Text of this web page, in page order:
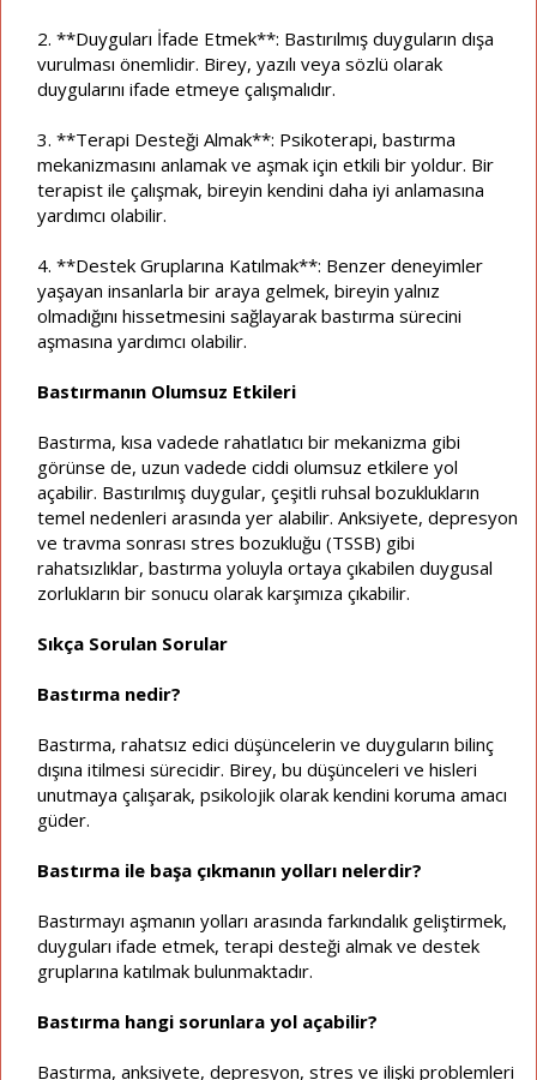
2. **Duyguları İfade Etmek**: Bastırılmış duyguların dışa
vurulması önemlidir. Birey, yazılı veya sözlü olarak
duygularını ifade etmeye çalışmalıdır.
3. **Terapi Desteği Almak**: Psikoterapi, bastırma
mekanizmasını anlamak ve aşmak için etkili bir yoldur. Bir
terapist ile çalışmak, bireyin kendini daha iyi anlamasına
yardımcı olabilir.
4. **Destek Gruplarına Katılmak**: Benzer deneyimler
yaşayan insanlarla bir araya gelmek, bireyin yalnız
olmadığını hissetmesini sağlayarak bastırma sürecini
aşmasına yardımcı olabilir.
Bastırmanın Olumsuz Etkileri
Bastırma, kısa vadede rahatlatıcı bir mekanizma gibi
görünse de, uzun vadede ciddi olumsuz etkilere yol
açabilir. Bastırılmış duygular, çeşitli ruhsal bozuklukların
temel nedenleri arasında yer alabilir. Anksiyete, depresyon
ve travma sonrası stres bozukluğu (TSSB) gibi
rahatsızlıklar, bastırma yoluyla ortaya çıkabilen duygusal
zorlukların bir sonucu olarak karşımıza çıkabilir.
Sıkça Sorulan Sorular
Bastırma nedir?
Bastırma, rahatsız edici düşüncelerin ve duyguların bilinç
dışına itilmesi sürecidir. Birey, bu düşünceleri ve hisleri
unutmaya çalışarak, psikolojik olarak kendini koruma amacı
güder.
Bastırma ile başa çıkmanın yolları nelerdir?
Bastırmayı aşmanın yolları arasında farkındalık geliştirmek,
duyguları ifade etmek, terapi desteği almak ve destek
gruplarına katılmak bulunmaktadır.
Bastırma hangi sorunlara yol açabilir?
Bastırma, anksiyete, depresyon, stres ve ilişki problemleri